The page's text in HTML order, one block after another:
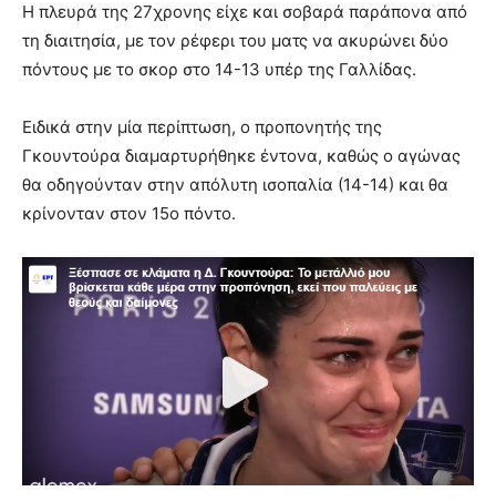
Η πλευρά της 27χρονης είχε και σοβαρά παράπονα από
τη διαιτησία, με τον ρέφερι του ματς να ακυρώνει δύο
πόντους με το σκορ στο 14-13 υπέρ της Γαλλίδας.
Ειδικά στην μία περίπτωση, ο προπονητής της
Γκουντούρα διαμαρτυρήθηκε έντονα, καθώς ο αγώνας
θα οδηγούνταν στην απόλυτη ισοπαλία (14-14) και θα
κρίνονταν στον 15ο πόντο.